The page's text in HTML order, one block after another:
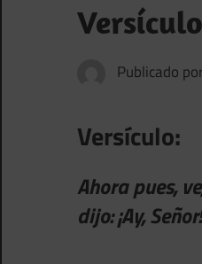
Publicado por
Versículo:
Ahora pues,
dijo: ¡Ay,